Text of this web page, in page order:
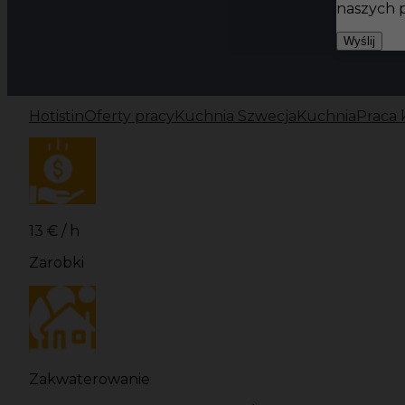
HotistinOferty pracy Kuchnia Szwecja Kuchnia Praca
13 € / h
Zarobki
Zakwaterowanie
naszych
Wyślij